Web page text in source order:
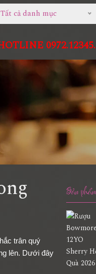
Tất cả danh mục
trân quý
lên. Dưới đây
Sản